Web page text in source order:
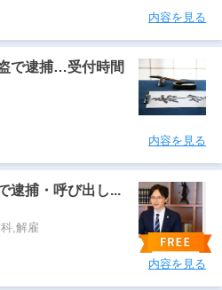
内容を見る
で逮捕…受付時間
内容を見る
逮捕・呼び出し...
,解雇
内容を見る